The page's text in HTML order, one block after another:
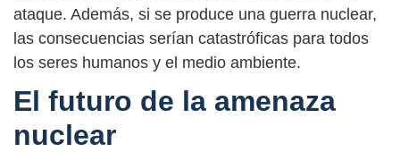
ataque. Además, si se produce una guerra nuclear,
las consecuencias serían catastróficas para todos
los seres humanos y el medio ambiente.
El futuro de la amenaza
nuclear